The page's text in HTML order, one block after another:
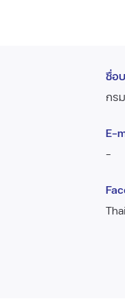
ชื่อ
กร
E-
-